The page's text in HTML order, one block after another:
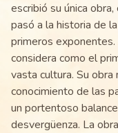
escribió su única
pasó a la historia de
primeros exponentes.
considera como el
vasta cultura. Su
conocimiento de las
un portentoso
desvergüenza. La